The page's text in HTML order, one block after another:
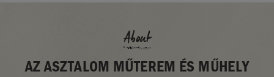
About
AZ ASZTALOM MŰTEREM ÉS MŰHELY